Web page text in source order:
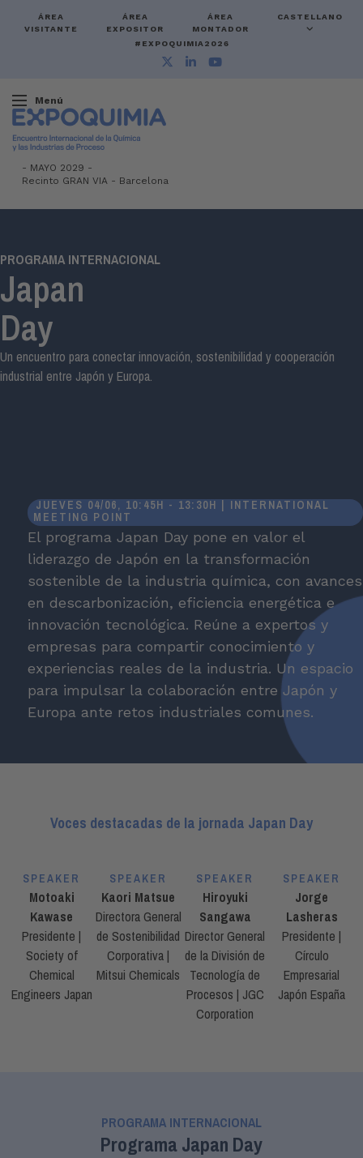
ÁREA
VISITANTE
ÁREA
EXPOSITOR
ÁREA
MONTADOR
CASTELLANO
#EXPOQUIMIA2026
Menú
- MAYO 2029 -
Recinto GRAN VIA - Barcelona
PROGRAMA INTERNACIONAL
Japan
Day
Un encuentro para conectar innovación, sostenibilidad y cooperación
industrial entre Japón y Europa.
JUEVES 04/06, 10:45H - 13:30H | INTERNATIONAL
MEETING POINT
El programa Japan Day pone en valor el
liderazgo de Japón en la transformación
sostenible de la industria química, con avances
en descarbonización, eficiencia energética e
innovación tecnológica. Reúne a expertos y
empresas para compartir conocimiento y
experiencias reales de la industria. Un espacio
para impulsar la colaboración entre Japón y
Europa ante retos industriales comunes.
Voces destacadas de la jornada Japan Day
SPEAKER
Motoaki
Kawase
Presidente |
Society of
Chemical
Engineers Japan
SPEAKER
Kaori Matsue
Directora General
de Sostenibilidad
Corporativa |
Mitsui Chemicals
SPEAKER
Hiroyuki
Sangawa
Director General
de la División de
Tecnología de
Procesos | JGC
Corporation
SPEAKER
Jorge
Lasheras
Presidente |
Círculo
Empresarial
Japón España
PROGRAMA INTERNACIONAL
Programa Japan Day